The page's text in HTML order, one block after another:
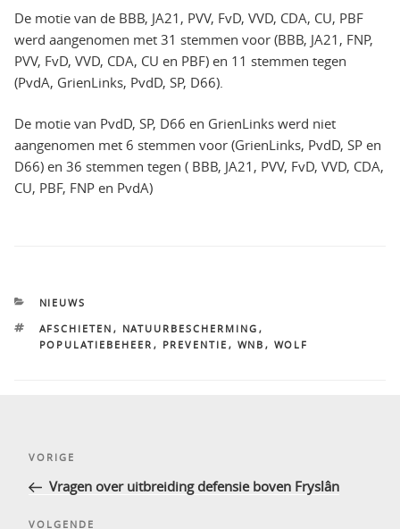
De motie van de BBB, JA21, PVV, FvD, VVD, CDA, CU, PBF
werd aangenomen met 31 stemmen voor (BBB, JA21, FNP,
PVV, FvD, VVD, CDA, CU en PBF) en 11 stemmen tegen
(PvdA, GrienLinks, PvdD, SP, D66).
De motie van PvdD, SP, D66 en GrienLinks werd niet
aangenomen met 6 stemmen voor (GrienLinks, PvdD, SP en
D66) en 36 stemmen tegen ( BBB, JA21, PVV, FvD, VVD, CDA,
CU, PBF, FNP en PvdA)
CATEGORIEËN
NIEUWS
TAGS
AFSCHIETEN , NATUURBESCHERMING ,
POPULATIEBEHEER , PREVENTIE , WNB , WOLF
Vorig
bericht
VORIGE
Vragen over uitbreiding defensie boven Fryslân
VOLGENDE